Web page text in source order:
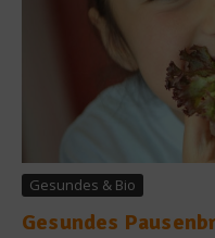
Gesundes & Bio
Gesundes